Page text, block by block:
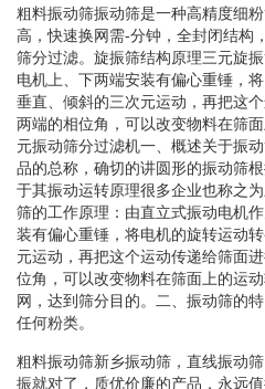
粗料振动筛振动筛是一种高精度细
高，快速换网需-分钟，全封闭结构
筛分过滤。旋振筛结构原理三元旋
电机上、下两端安装有偏心重锤，
垂直、倾斜的三次元运动，再把这
两端的相位角，可以改变物料在筛
元振动筛分过滤机一、概述关于振
品的总称，确切的讲圆形的振动筛
于其振动运转原理很多企业也称之
筛的工作原理：由直立式振动电机
装有偏心重锤，将电机的旋转运动
元运动，再把这个运动传递给筛面
位角，可以改变物料在筛面上的运
网，达到筛分目的。二、振动筛的
任何粉类。
粗料振动筛新乡振动筛，直线振动
振就对了，质优价廉的产品，永远